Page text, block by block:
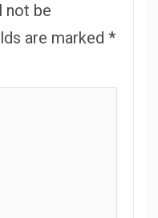
not be
are marked *